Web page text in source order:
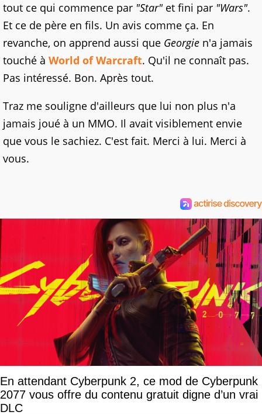
tout ce qui commence par "Star"et fini par "Wars".
Et ce de père en fils. Un avis comme ça. En
revanche, on apprend aussi que Georgie n'a jamais
touché à World of Warcraft. Qu'il ne connaît pas.
Pas intéressé. Bon. Après tout.
Traz me souligne d'ailleurs que lui non plus n'a
jamais joué à un MMO. Il avait visiblement envie
que vous le sachiez. C'est fait. Merci à lui. Merci à
vous.
En attendant Cyberpunk 2, ce mod de Cyberpunk
2077 vous offre du contenu gratuit digne d’un vrai
DLC